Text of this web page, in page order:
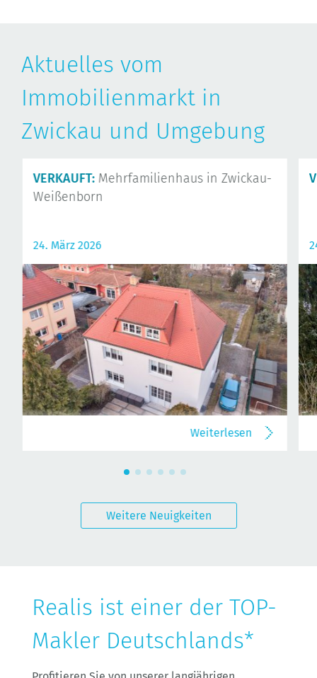
Aktuelles vom
Immobilienmarkt in
Zwickau und Umgebung
VERKAUFT:Mehrfamilienhaus in Zwickau-
Weißenborn
24. März 2026
Weiterlesen
Weitere Neuigkeiten
Realis ist einer der TOP-
Makler Deutschlands*